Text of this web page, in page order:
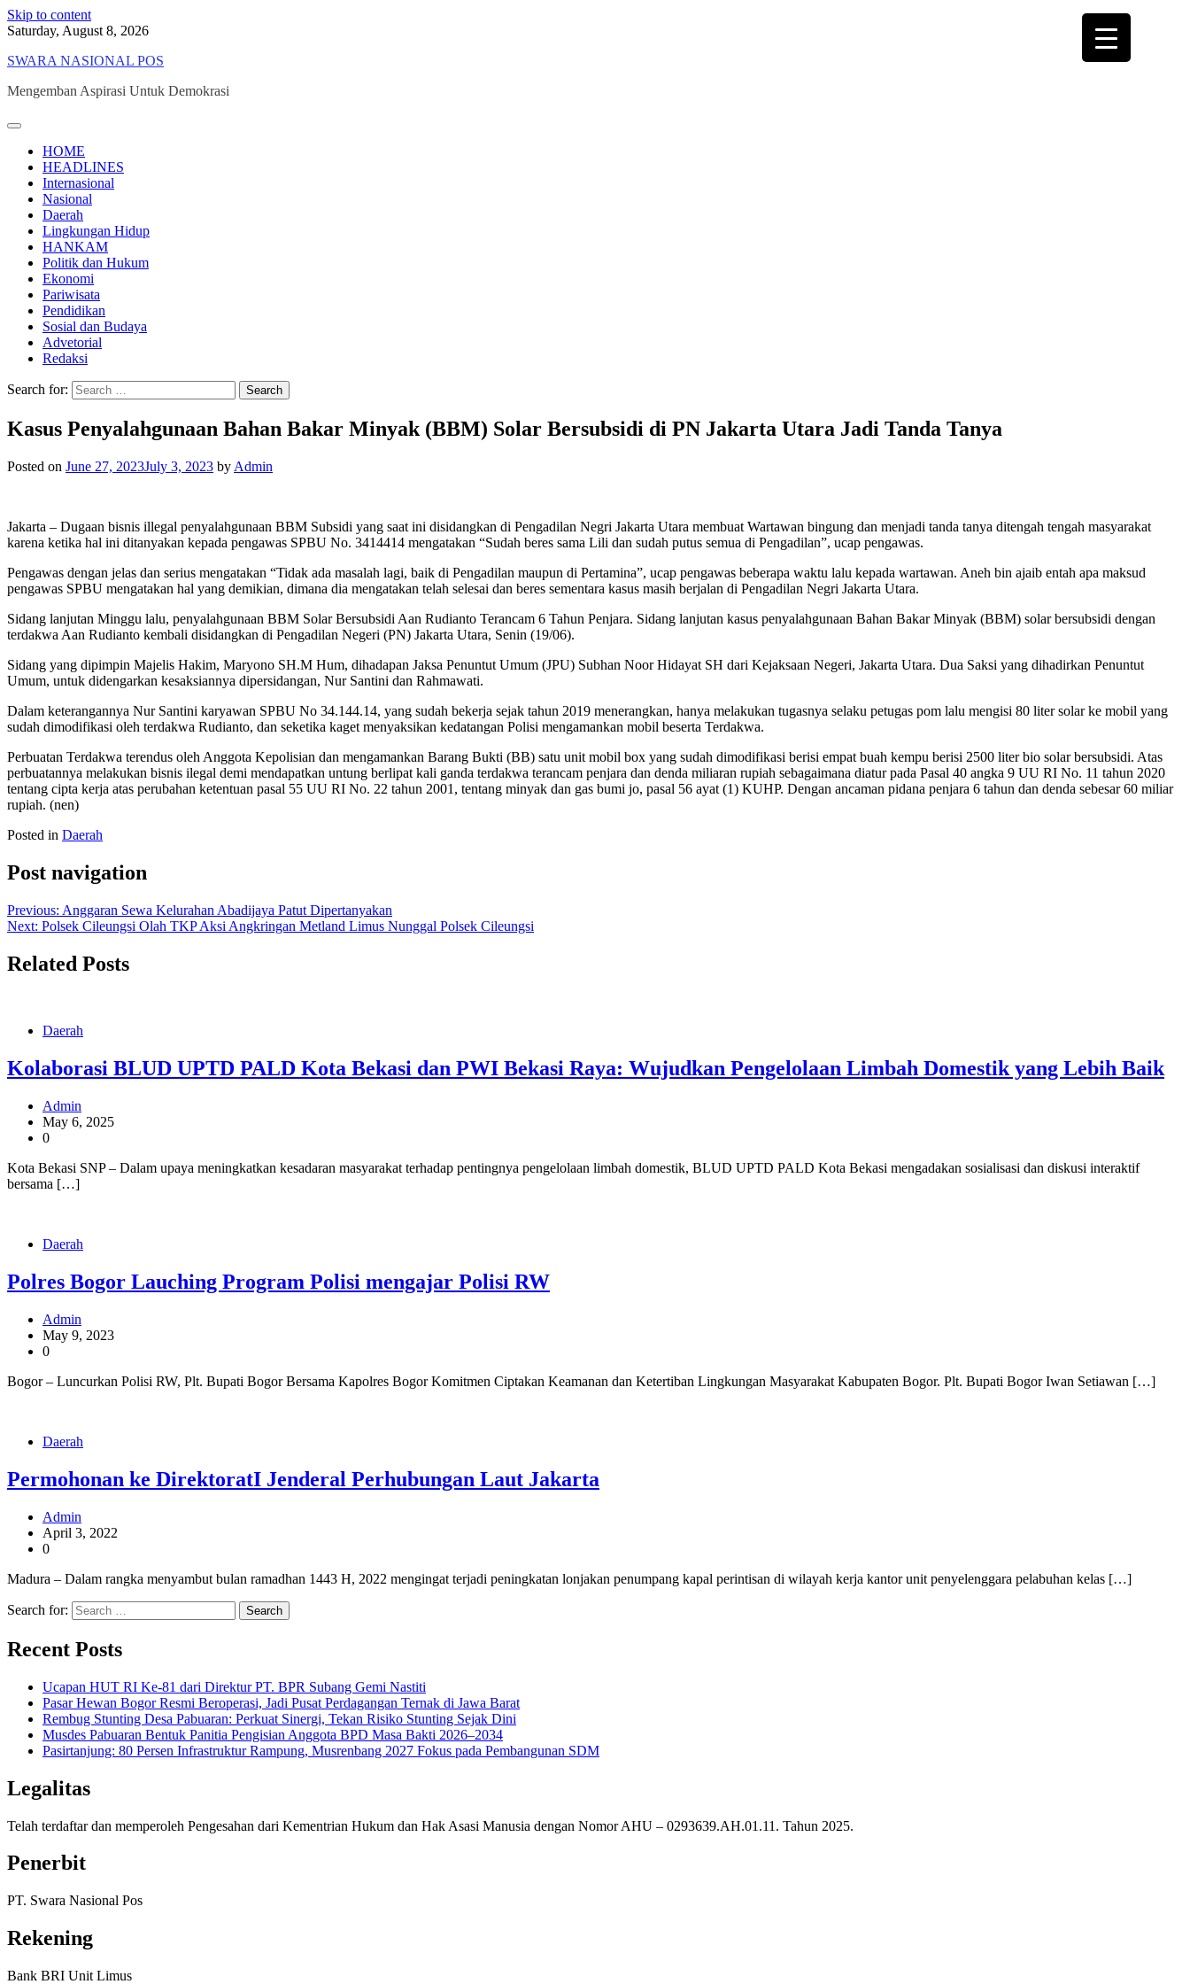
Skip to content
Saturday, August 8, 2026
SWARA NASIONAL POS
Mengemban Aspirasi Untuk Demokrasi
HOME
HEADLINES
Internasional
Nasional
Daerah
Lingkungan Hidup
HANKAM
Politik dan Hukum
Ekonomi
Pariwisata
Pendidikan
Sosial dan Budaya
Advetorial
Redaksi
Search for:
Kasus Penyalahgunaan Bahan Bakar Minyak (BBM) Solar Bersubsidi di PN Jakarta Utara Jadi Tanda Tanya
Posted on June 27, 2023July 3, 2023 by Admin
Jakarta – Dugaan bisnis illegal penyalahgunaan BBM Subsidi yang saat ini disidangkan di Pengadilan Negri Jakarta Utara membuat Wartawan bingung dan menjadi tanda tanya ditengah tengah masyarakat
karena ketika hal ini ditanyakan kepada pengawas SPBU No. 3414414 mengatakan “Sudah beres sama Lili dan sudah putus semua di Pengadilan”, ucap pengawas.
Pengawas dengan jelas dan serius mengatakan “Tidak ada masalah lagi, baik di Pengadilan maupun di Pertamina”, ucap pengawas beberapa waktu lalu kepada wartawan. Aneh bin ajaib entah apa maksud
pengawas SPBU mengatakan hal yang demikian, dimana dia mengatakan telah selesai dan beres sementara kasus masih berjalan di Pengadilan Negri Jakarta Utara.
Sidang lanjutan Minggu lalu, penyalahgunaan BBM Solar Bersubsidi Aan Rudianto Terancam 6 Tahun Penjara. Sidang lanjutan kasus penyalahgunaan Bahan Bakar Minyak (BBM) solar bersubsidi dengan
terdakwa Aan Rudianto kembali disidangkan di Pengadilan Negeri (PN) Jakarta Utara, Senin (19/06).
Sidang yang dipimpin Majelis Hakim, Maryono SH.M Hum, dihadapan Jaksa Penuntut Umum (JPU) Subhan Noor Hidayat SH dari Kejaksaan Negeri, Jakarta Utara. Dua Saksi yang dihadirkan Penuntut
Umum, untuk didengarkan kesaksiannya dipersidangan, Nur Santini dan Rahmawati.
Dalam keterangannya Nur Santini karyawan SPBU No 34.144.14, yang sudah bekerja sejak tahun 2019 menerangkan, hanya melakukan tugasnya selaku petugas pom lalu mengisi 80 liter solar ke mobil yang
sudah dimodifikasi oleh terdakwa Rudianto, dan seketika kaget menyaksikan kedatangan Polisi mengamankan mobil beserta Terdakwa.
Perbuatan Terdakwa terendus oleh Anggota Kepolisian dan mengamankan Barang Bukti (BB) satu unit mobil box yang sudah dimodifikasi berisi empat buah kempu berisi 2500 liter bio solar bersubsidi. Atas
perbuatannya melakukan bisnis ilegal demi mendapatkan untung berlipat kali ganda terdakwa terancam penjara dan denda miliaran rupiah sebagaimana diatur pada Pasal 40 angka 9 UU RI No. 11 tahun 2020
tentang cipta kerja atas perubahan ketentuan pasal 55 UU RI No. 22 tahun 2001, tentang minyak dan gas bumi jo, pasal 56 ayat (1) KUHP. Dengan ancaman pidana penjara 6 tahun dan denda sebesar 60 miliar
rupiah. (nen)
Posted in Daerah
Post navigation
Previous: Anggaran Sewa Kelurahan Abadijaya Patut Dipertanyakan
Next: Polsek Cileungsi Olah TKP Aksi Angkringan Metland Limus Nunggal Polsek Cileungsi
Related Posts
Daerah
Kolaborasi BLUD UPTD PALD Kota Bekasi dan PWI Bekasi Raya: Wujudkan Pengelolaan Limbah Domestik yang Lebih Baik
Admin
May 6, 2025
0
Kota Bekasi SNP – Dalam upaya meningkatkan kesadaran masyarakat terhadap pentingnya pengelolaan limbah domestik, BLUD UPTD PALD Kota Bekasi mengadakan sosialisasi dan diskusi interaktif
bersama […]
Daerah
Polres Bogor Lauching Program Polisi mengajar Polisi RW
Admin
May 9, 2023
0
Bogor – Luncurkan Polisi RW, Plt. Bupati Bogor Bersama Kapolres Bogor Komitmen Ciptakan Keamanan dan Ketertiban Lingkungan Masyarakat Kabupaten Bogor. Plt. Bupati Bogor Iwan Setiawan […]
Daerah
Permohonan ke DirektoratI Jenderal Perhubungan Laut Jakarta
Admin
April 3, 2022
0
Madura – Dalam rangka menyambut bulan ramadhan 1443 H, 2022 mengingat terjadi peningkatan lonjakan penumpang kapal perintisan di wilayah kerja kantor unit penyelenggara pelabuhan kelas […]
Search for:
Recent Posts
Ucapan HUT RI Ke-81 dari Direktur PT. BPR Subang Gemi Nastiti
Pasar Hewan Bogor Resmi Beroperasi, Jadi Pusat Perdagangan Ternak di Jawa Barat
Rembug Stunting Desa Pabuaran: Perkuat Sinergi, Tekan Risiko Stunting Sejak Dini
Musdes Pabuaran Bentuk Panitia Pengisian Anggota BPD Masa Bakti 2026–2034
Pasirtanjung: 80 Persen Infrastruktur Rampung, Musrenbang 2027 Fokus pada Pembangunan SDM
Legalitas
Telah terdaftar dan memperoleh Pengesahan dari Kementrian Hukum dan Hak Asasi Manusia dengan Nomor AHU – 0293639.AH.01.11. Tahun 2025.
Penerbit
PT. Swara Nasional Pos
Rekening
Bank BRI Unit Limus